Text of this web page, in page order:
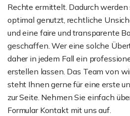
Rechte ermittelt. Dadurch
optimal genutzt, rechtliche
und eine faire und transparente
geschaffen. Wer eine solche
daher in jedem Fall ein
erstellen lassen. Das Team von
steht Ihnen gerne für eine erste
zur Seite. Nehmen Sie einfach
Formular Kontakt mit uns auf.